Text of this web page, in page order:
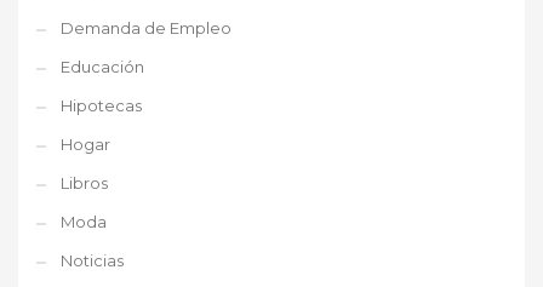
Demanda de Empleo
Educación
Hipotecas
Hogar
Libros
Moda
Noticias